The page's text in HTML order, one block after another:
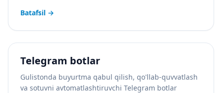
Batafsil →
Telegram botlar
Gulistonda buyurtma qabul qilish, qo'llab-quvvatlash
va sotuvni avtomatlashtiruvchi Telegram botlar